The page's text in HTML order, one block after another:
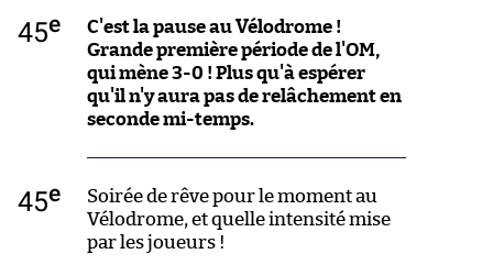
45e
C'est la pause au Vélodrome !
Grande première période de l'OM,
qui mène 3-0 ! Plus qu'à espérer
qu'il n'y aura pas de relâchement en
seconde mi-temps.
45e
Soirée de rêve pour le moment au
Vélodrome, et quelle intensité mise
par les joueurs !